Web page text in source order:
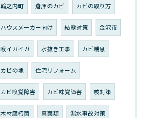
輪之内町 倉庫のカビ カビの取り方
ハウスメーカー向け 結露対策 金沢市
喉イガイガ 水抜き工事 カビ喘息
カビの塊 住宅リフォーム
カビ嗅覚障害 カビ味覚障害 咳対策
木材腐朽菌 真菌類 漏水事故対策